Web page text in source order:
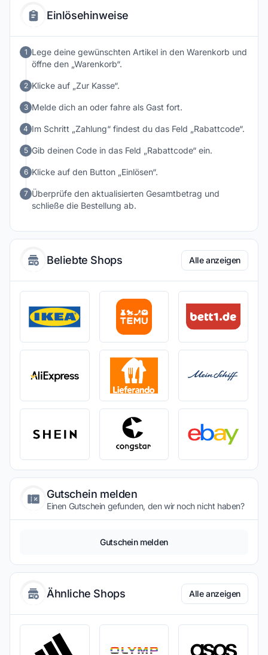
Einlösehinweise
1 Lege deine gewünschten Artikel in den Warenkorb und
öffne den „Warenkorb“.
2 Klicke auf „Zur Kasse“.
3 Melde dich an oder fahre als Gast fort.
4 Im Schritt „Zahlung“ findest du das Feld „Rabattcode“.
5 Gib deinen Code in das Feld „Rabattcode“ ein.
6 Klicke auf den Button „Einlösen“.
7 Überprüfe den aktualisierten Gesamtbetrag und
schließe die Bestellung ab.
Beliebte Shops Alle anzeigen
Gutschein melden
Einen Gutschein gefunden, den wir noch nicht haben?
Gutschein melden
Ähnliche Shops Alle anzeigen